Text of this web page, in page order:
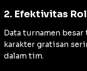
2. Efektivitas
Data turnamen
karakter gratisan
dalam tim.